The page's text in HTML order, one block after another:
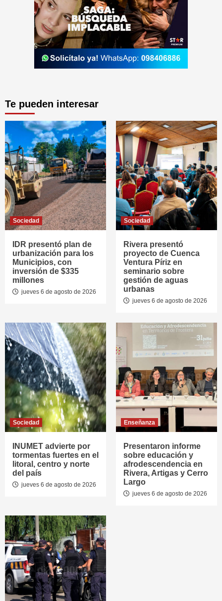
Te pueden interesar
Sociedad
IDR presentó plan de
urbanización para los
Municipios, con
inversión de $335
millones
jueves 6 de agosto de 2026
Sociedad
Rivera presentó
proyecto de Cuenca
Ventura Píriz en
seminario sobre
gestión de aguas
urbanas
jueves 6 de agosto de 2026
Sociedad
INUMET advierte por
tormentas fuertes en el
litoral, centro y norte
del país
jueves 6 de agosto de 2026
Enseñanza
Presentaron informe
sobre educación y
afrodescendencia en
Rivera, Artigas y Cerro
Largo
jueves 6 de agosto de 2026